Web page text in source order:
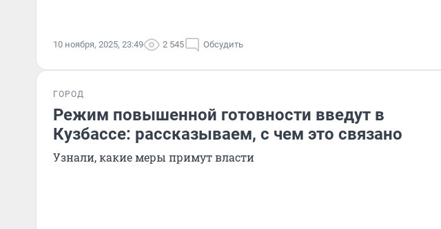
10 ноября, 2025, 23:49 2 545 Обсудить
ГОРОД
Режим повышенной готовности введут в
Кузбассе: рассказываем, с чем это связано
Узнали, какие меры примут власти